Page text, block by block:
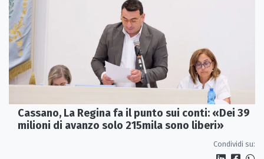
Cassano, La Regina fa il punto sui conti: «Dei 39
milioni di avanzo solo 215mila sono liberi»
Condividi su: